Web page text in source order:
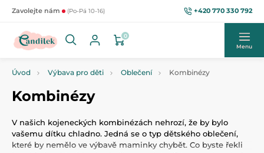
Zavolejte nám (Po-Pá 10-16) +420 770 330 792
0
Menu
Úvod Výbava pro děti Oblečení Kombinézy
Kombinézy
V našich kojeneckých kombinézách nehrozí, že by bylo
vašemu dítku chladno. Jedná se o typ dětského oblečení,
které by nemělo ve výbavě maminky chybět. Co byste řekli